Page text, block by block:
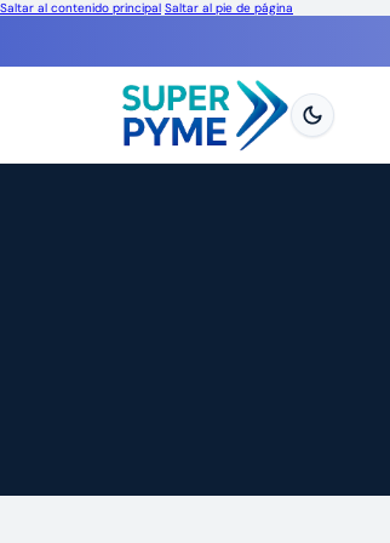
Saltar al contenido principal Saltar al pie de página